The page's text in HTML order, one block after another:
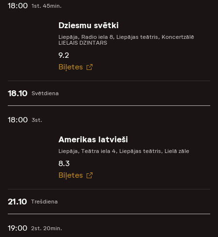
18:00 1st. 45min.
Dziesmu svētki
Liepāja, Radio iela 8, Liepājas teātris, Koncertzālē
LIELAIS DZINTARS
9.2
Biļetes
Svētdiena
18.10
18:00 3st.
Amerikas latvieši
Liepāja, Teātra iela 4, Liepājas teātris, Lielā zāle
8.3
Biļetes
Trešdiena
21.10
19:00 2st. 20min.